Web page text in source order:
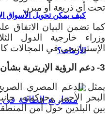
كيف يمكن تحويل الأسواق
الأزمات؟
تحت أي ذريعة أو مبرر.
كما تضمن البيان الاتفاق
وزراء خارجية الدول
الإستراتيجي في المجالات
3- دعم الرؤية الإريترية بشأن أمن وحوكمة البحر الأحمر:
يمثل الدعم المصري
البحر الأحمر وحوكمته،
بين البلدين حول أمن